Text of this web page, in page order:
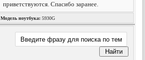
приветствуются. Спасибо заранее.
Модель ноутбука: 5930G